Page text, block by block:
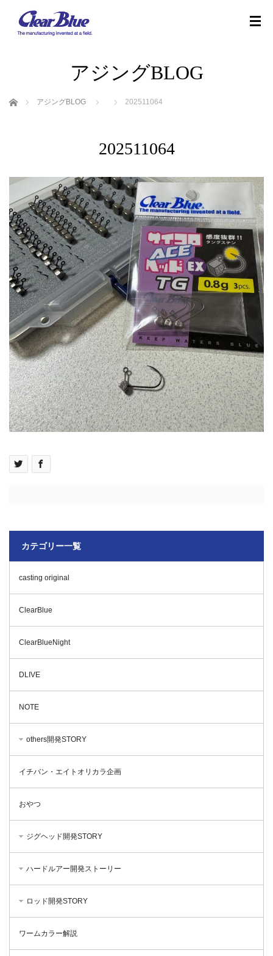
アジングBLOG
ホーム アジングBLOG 202511064
202511064
カテゴリー一覧
casting original
ClearBlue
ClearBlueNight
DLIVE
NOTE
others開発STORY
イチバン・エイトオリカラ企画
おやつ
ジグヘッド開発STORY
ハードルアー開発ストーリー
ロッド開発STORY
ワームカラー解説